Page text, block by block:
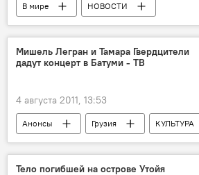
В мире НОВОСТИ
Мишель Легран и Тамара Гвердцители
дадут концерт в Батуми - ТВ
4 августа 2011, 13:53
Анонсы Грузия
КУЛЬТУРА
НОВОСТИ
Тело погибшей на острове Утойя